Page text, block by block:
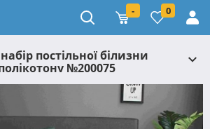
- 0
постільної білизни
№200075